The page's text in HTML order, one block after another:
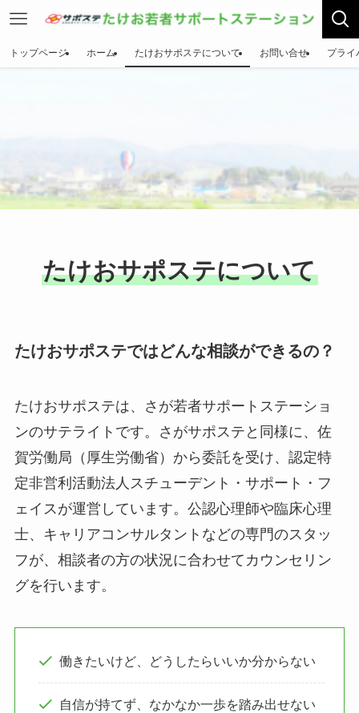
トップページ ホーム たけおサポステについて お問い合せ プライ
たけおサポステについて
たけおサポステではどんな相談ができるの？
たけおサポステは、さが若者サポートステーショ
ンのサテライトです。さがサポステと同様に、佐
賀労働局（厚生労働省）から委託を受け、認定特
定非営利活動法人スチューデント・サポート・フ
ェイスが運営しています。公認心理師や臨床心理
士、キャリアコンサルタントなどの専門のスタッ
フが、相談者の方の状況に合わせてカウンセリン
グを行います。
働きたいけど、どうしたらいいか分からない
自信が持てず、なかなか一歩を踏み出せない